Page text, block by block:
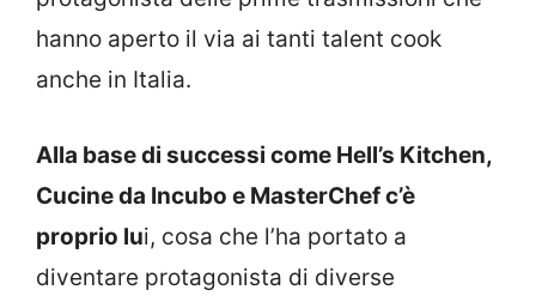
hanno aperto il via ai tanti talent cook
anche in Italia.
Alla base di successi come Hell’s Kitchen,
Cucine da Incubo e MasterChef c’è
proprio lui, cosa che l’ha portato a
diventare protagonista di diverse